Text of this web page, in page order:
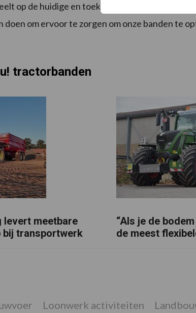
op de huidige en toekomstige behoeften van
doen om ervoor te zorgen om onze banden te
tractorbanden
levert meetbare
transportwerk
“Als je de
de meest
Loonwerk activiteiten